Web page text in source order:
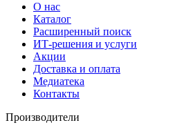
О нас
Каталог
Расширенный поиск
ИТ-решения и услуги
Акции
Доставка и оплата
Медиатека
Контакты
Производители